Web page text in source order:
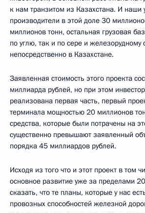
к нам транзитом из Казахстана. И наши
производители в этой доле 30
миллионов тонн, остальная грузовая
по углю, так и по сере и
непосредственно в Казахстане.
Заявленная стоимость этого проекта
миллиарда рублей, но при этом
реализована первая часть, первый
терминала мощностью 20 миллионов
средства, которые были потрачены на
существенно превышают заявленный
порядка 45 миллиардов рублей.
Исходя из того что и этот проект в том
основное развитие уже за пределами
сказать, что те планы, которые у нас
провозных способностей железной